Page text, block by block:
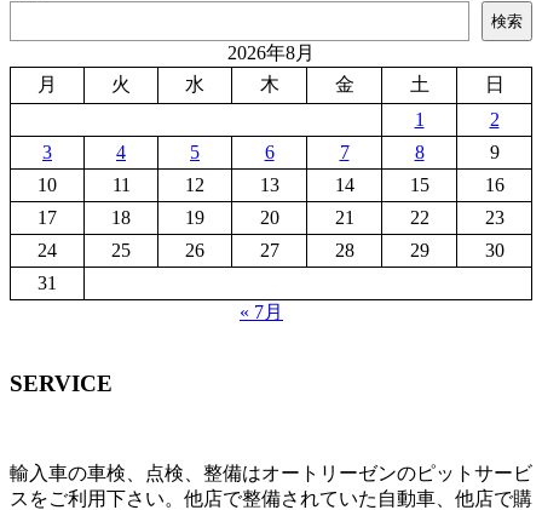
検索
2026年8月
月
火 水 木 金 土
日
1
2
3
4 5 6 7 8
9
10
11 12 13 14 15
16
17
18 19 20 21 22
23
24
25 26 27 28 29
30
31
« 7月
SERVICE
輸入車の車検、点検、整備はオートリーゼンのピットサービ
スをご利用下さい。他店で整備されていた自動車、他店で購